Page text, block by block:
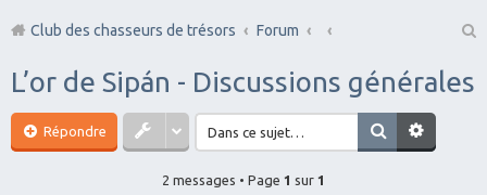
Club des chasseurs de trésors
Forum
ch
L’or de Sipán - Discussions générales
Répondre
2 messages • Page 1 sur 1